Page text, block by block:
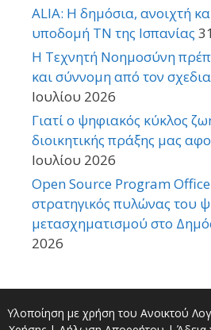
ALIA: Η δημόσια, ανοιχτή
υποδομή ΤΝ της Ισπανίας
Η Τεχνητή Νοημοσύνη
και σύννομη από τον
Ιουλίου 2026
Γιατί ο ψηφιακός κύκλος
διοικητικής πράξης μας
Ιουλίου 2026
Open Source Program Office
στρατηγικός πυλώνας του
μετασχηματισμού στο
2026
Υλοποίηση με χρήση του Ανοικτού